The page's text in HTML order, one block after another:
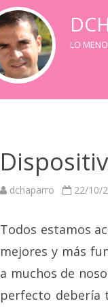
LO
dchaparro 22/10/
Todos estamos
mejores y más
a muchos de
perfecto debería